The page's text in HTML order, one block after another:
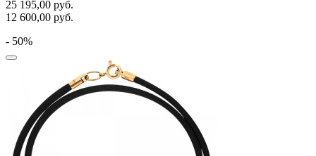
25 195,00 руб.
12 600,00 руб.
- 50%